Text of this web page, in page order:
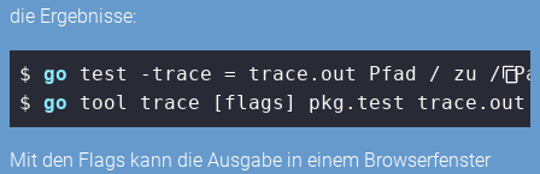
die Ergebnisse:
$ go test -trace = trace.out Pfad / zu /
$ go tool trace [flags] pkg.test trace.out
Mit den Flags kann die Ausgabe in einem Browserfenster